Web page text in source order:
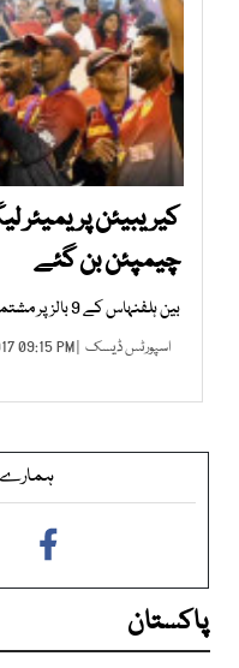
کیریبیئن پریمیئر
چیمپئن بن گئے
بین ہلفنہاس کے 9 بالز پر مشتمل اوور نے میچ کا پانسہ پلٹ دیا
اسپورٹس ڈیسک | SEP 10, 2017 09:15 PM |
ہمارے
پاکستان